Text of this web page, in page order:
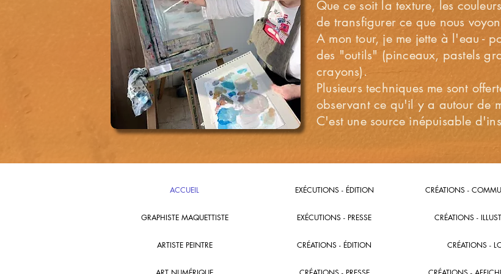
Que ce soit la texture, les
de transfigurer ce que nous
A mon tour, je me jette à l'eau -
des "outils" (pinceaux, pastels
crayons).
Plusieurs techniques me sont
observant ce qu'il y a autour de
C'est une source inépuisable
ACCUEIL
GRAPHISTE MAQUETTISTE
ARTISTE PEINTRE
EXÉCUTIONS - ÉDITION
EXÉCUTIONS - PRESSE
CRÉATIONS - ÉDITION
CRÉATIONS -
CRÉATIONS -
CRÉATIONS -